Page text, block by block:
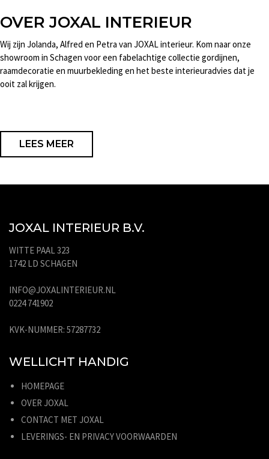
OVER JOXAL INTERIEUR
Wij zijn Jolanda, Alfred en Petra van JOXAL interieur. Kom naar onze
showroom in Schagen voor een fabelachtige collectie gordijnen,
raamdecoratie en muurbekleding en het beste interieuradvies dat je
ooit zal krijgen.
LEES MEER
JOXAL INTERIEUR B.V.
WITTE PAAL 323
1742 LD SCHAGEN
INFO@JOXALINTERIEUR.NL
0224 741902
KVK-NUMMER: 57287732
WELLICHT HANDIG
HOMEPAGE
OVER JOXAL
CONTACT MET JOXAL
LEVERINGS- EN PRIVACY VOORWAARDEN